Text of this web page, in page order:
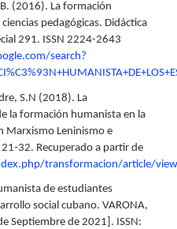
(2016). La formación
pedagógicas. Didáctica
291. ISSN 2224-2643
search?
S.N (2018). La
la formación humanista en la
Marxismo Leninismo e
Recuperado a partir de
transformacion/article/
de estudiantes
social cubano. VARONA,
Septiembre de 2021]. ISSN: